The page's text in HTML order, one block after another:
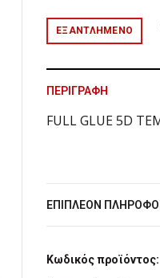
ΕΞΑΝΤΛΗΜΈΝΟ
ΠΕΡΙΓΡΑΦΉ
FULL GLUE 5D
ΕΠΙΠΛΈΟΝ
Κωδικός προϊόντος: